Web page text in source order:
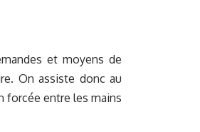
et moyens de
On assiste donc au
forcée entre les mains